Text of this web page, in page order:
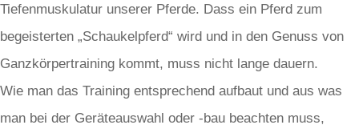
Tiefenmuskulatur unserer Pferde. Dass ein Pferd zum
begeisterten „Schaukelpferd“ wird und in den Genuss von
Ganzkörpertraining kommt, muss nicht lange dauern.
Wie man das Training entsprechend aufbaut und aus was
man bei der Geräteauswahl oder -bau beachten muss,